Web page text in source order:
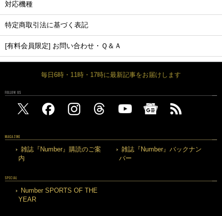
対応機種
特定商取引法に基づく表記
[有料会員限定] お問い合わせ・Ｑ＆Ａ
毎日6時・11時・17時に最新記事をお届けします
FOLLOW US
MAGAZINE
雑誌『Number』購読のご案
内
雑誌『Number』バックナン
バー
SPECIAL
Number SPORTS OF THE
YEAR